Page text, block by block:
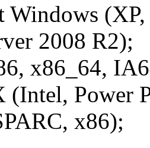
2008 R2);
x86_64,
(Intel, Power
x86);